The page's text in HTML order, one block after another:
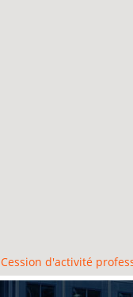
Cession d'activité